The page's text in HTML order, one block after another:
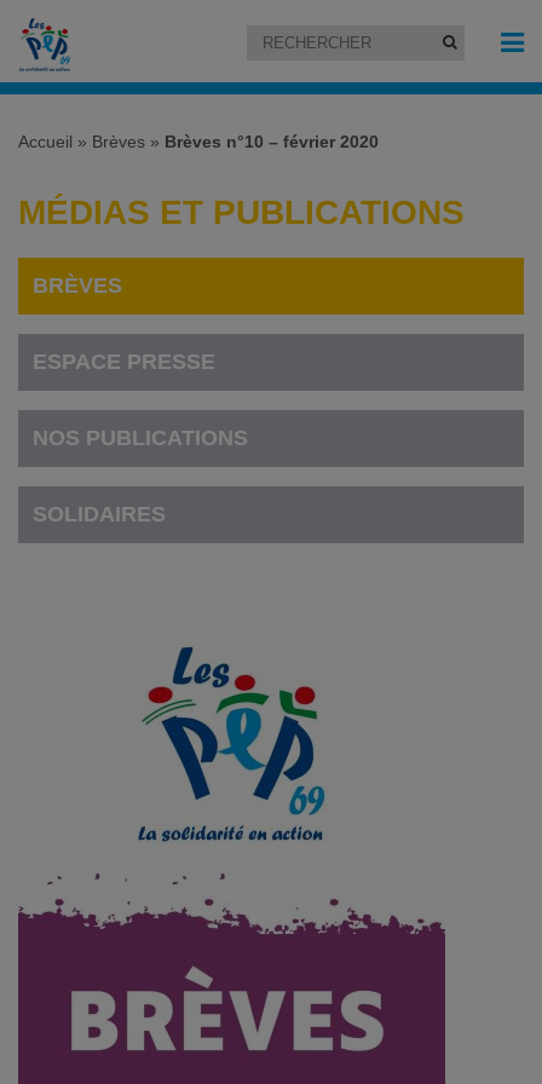
Accueil » Brèves » Brèves n°10 – février 2020
MÉDIAS ET PUBLICATIONS
BRÈVES
ESPACE PRESSE
NOS PUBLICATIONS
SOLIDAIRES